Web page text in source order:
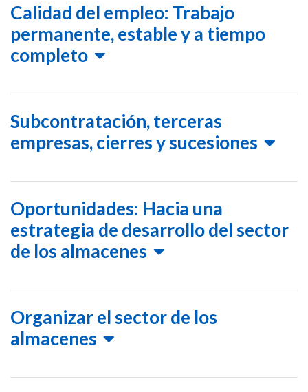
Calidad del empleo: Trabajo
permanente, estable y a tiempo
completo
Subcontratación, terceras
empresas, cierres y sucesiones
Oportunidades: Hacia una
estrategia de desarrollo del sector
de los almacenes
Organizar el sector de los
almacenes